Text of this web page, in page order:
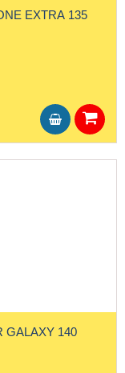
EXTRA 135
GALAXY 140